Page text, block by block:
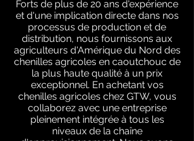
Forts de plus de 20 ans d'expérience
et d'une implication directe dans nos
processus de production et de
distribution, nous fournissons aux
agriculteurs d'Amérique du Nord des
chenilles agricoles en caoutchouc de
la plus haute qualité à un prix
exceptionnel. En achetant vos
chenilles agricoles chez GTW, vous
collaborez avec une entreprise
pleinement intégrée à tous les
niveaux de la chaîne